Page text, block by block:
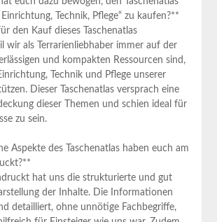
Einrichtung, Technik, ⁤Pflege“ zu kaufen?**
den Kauf dieses Taschenatlas
⁣wir als Terrarienliebhaber immer auf der
und kompakten ​Ressourcen sind,
‍Technik und Pflege unserer
Dieser Taschenatlas versprach eine
‌dieser ⁤Themen und schien ideal ‌für
zu sein.
Aspekte des Taschenatlas haben euch am
​hat uns die strukturierte und gut
der Inhalte. Die Informationen
detailliert, ohne⁣ unnötige Fachbegriffe,⁢